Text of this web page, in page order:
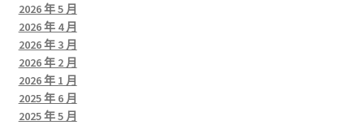
2026 年 5 月
2026 年 4 月
2026 年 3 月
2026 年 2 月
2026 年 1 月
2025 年 6 月
2025 年 5 月